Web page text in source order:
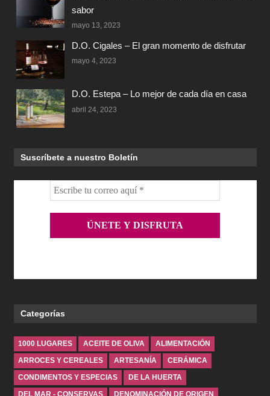
sabor
mayo 13, 2023
D.O. Cigales – El gran momento de disfrutar
mayo 4, 2023
D.O. Estepa – Lo mejor de cada día en casa
abril 24, 2023
Suscríbete a nuestro Boletín
Categorías
1000 LUGARES ACEITE DE OLIVA ALIMENTACIÓN
ARROCES Y CEREALES ARTESANÍA CERÁMICA
CONDIMENTOS Y ESPECIAS DE LA HUERTA